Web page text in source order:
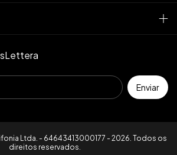
Ltda. - 64643413000177 - 2026. Todos os
direitos reservados.